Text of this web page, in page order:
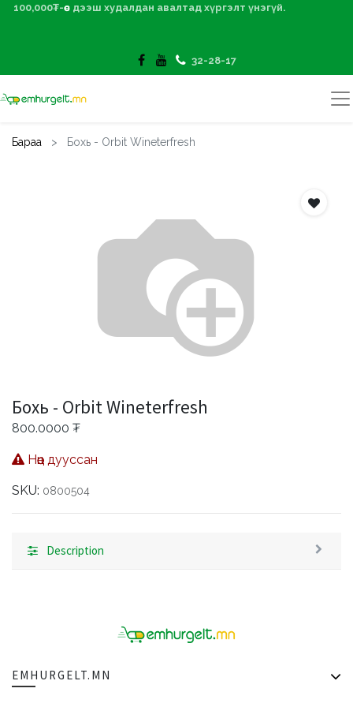
100,000₮-өөс дээш худалдан авалтад хүргэлт үнэгүй.
32-28-17
Бараа Бохь - Orbit Wineterfresh
Бохь - Orbit Wineterfresh
800.0000 ₮
Нөөц дууссан
SKU: 0800504
Description
EMHURGELT.MN